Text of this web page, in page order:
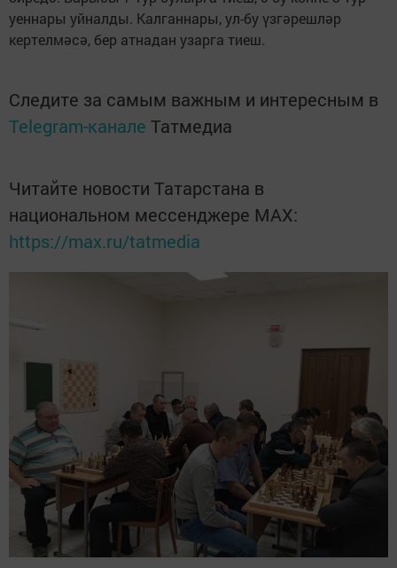
уеннары уйналды. Калганнары, ул-бу үзгәрешләр
кертелмәсә, бер атнадан узарга тиеш.
Следите за самым важным и интересным в
Telegram-канале Татмедиа
Читайте новости Татарстана в
национальном мессенджере MАХ:
https://max.ru/tatmedia